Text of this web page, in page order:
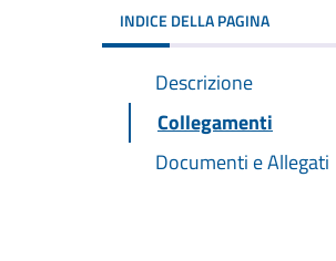
INDICE DELLA PAGINA
Descrizione
Collegamenti
Documenti e Allegati